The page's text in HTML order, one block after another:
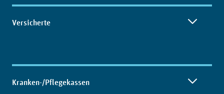
Versicherte
Kranken-/Pflegekassen